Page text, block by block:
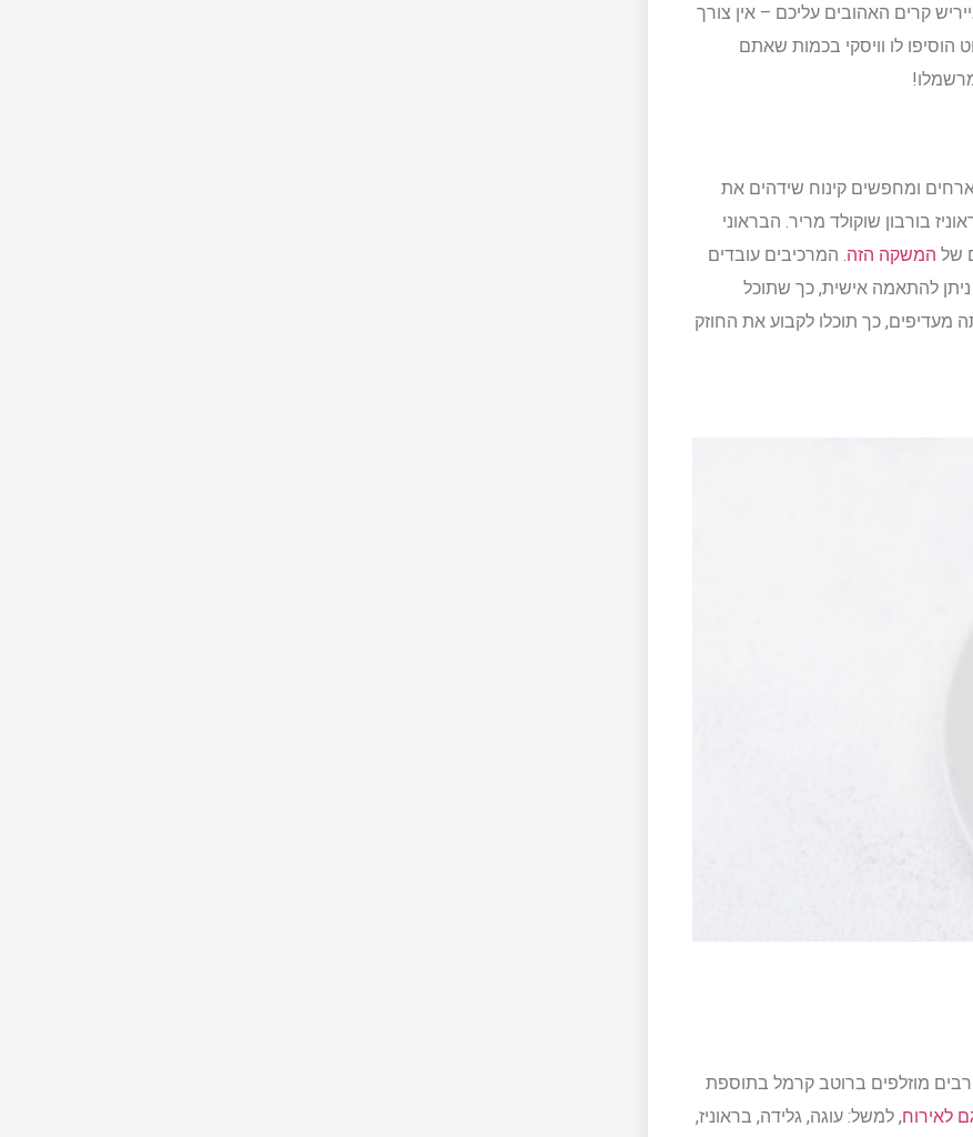
קרים האהובים עליכם – אין צורך
הוסיפו לו וויסקי בכמות שאתם
ומחפשים קינוח שידהים את
בורבון שוקולד מריר. הבראוני
של המשקה הזה. המרכיבים עובדים
להתאמה אישית, כך שתוכל
כך תוכלו לקבוע את החוזק
מוזלפים ברוטב קרמל בתוספת
לאירוח, למשל: עוגה, גלידה, בראוניז,